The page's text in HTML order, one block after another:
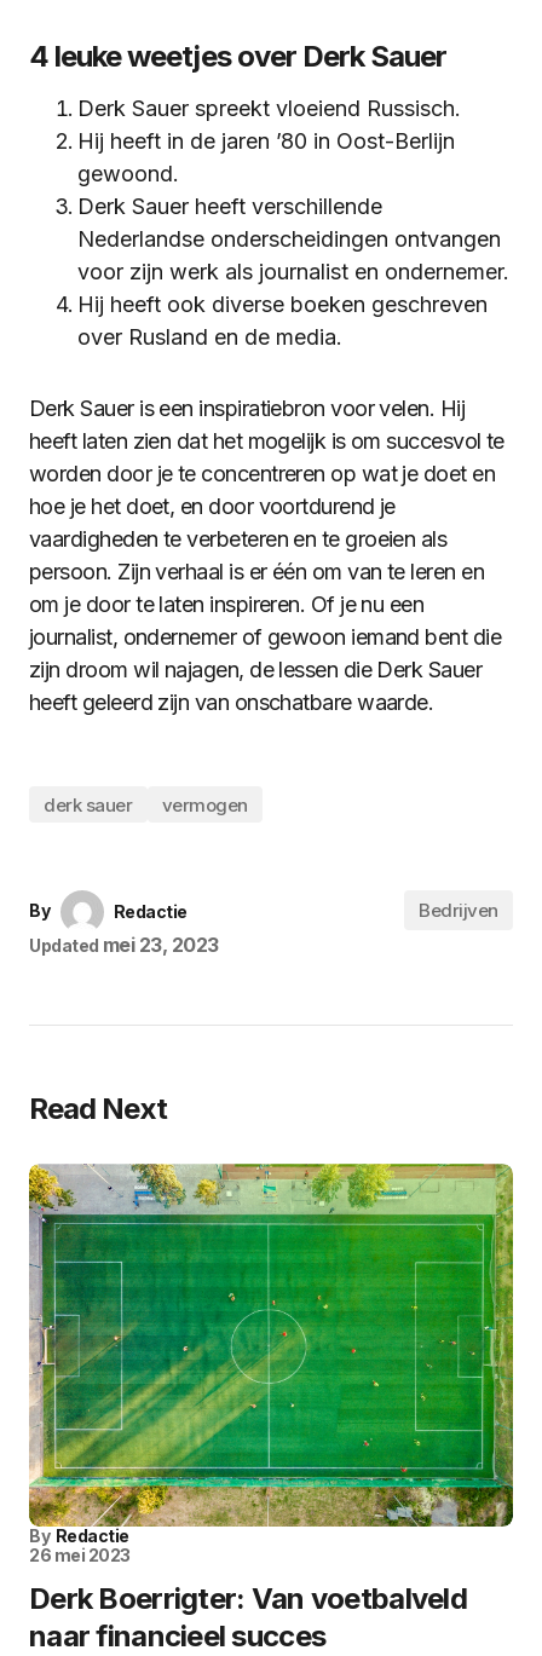
4 leuke weetjes over Derk Sauer
Derk Sauer spreekt vloeiend Russisch.
Hij heeft in de jaren ’80 in Oost-Berlijn
gewoond.
Derk Sauer heeft verschillende
Nederlandse onderscheidingen ontvangen
voor zijn werk als journalist en ondernemer.
Hij heeft ook diverse boeken geschreven
over Rusland en de media.
Derk Sauer is een inspiratiebron voor velen. Hij
heeft laten zien dat het mogelijk is om succesvol te
worden door je te concentreren op wat je doet en
hoe je het doet, en door voortdurend je
vaardigheden te verbeteren en te groeien als
persoon. Zijn verhaal is er één om van te leren en
om je door te laten inspireren. Of je nu een
journalist, ondernemer of gewoon iemand bent die
zijn droom wil najagen, de lessen die Derk Sauer
heeft geleerd zijn van onschatbare waarde.
derk sauer vermogen
By
Redactie
Updated mei 23, 2023
Bedrijven
Read Next
By Redactie
26 mei 2023
Derk Boerrigter: Van voetbalveld
naar financieel succes